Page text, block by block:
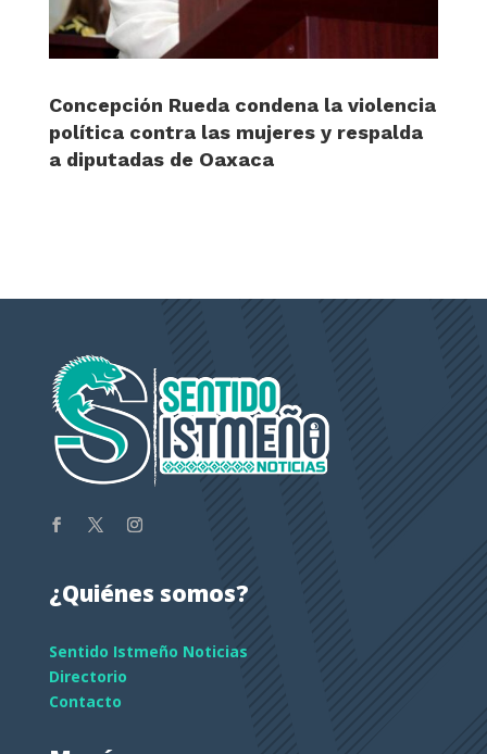
Concepción Rueda condena la violencia
política contra las mujeres y respalda
a diputadas de Oaxaca
¿Quiénes somos?
Sentido Istmeño Noticias
Directorio
Contacto